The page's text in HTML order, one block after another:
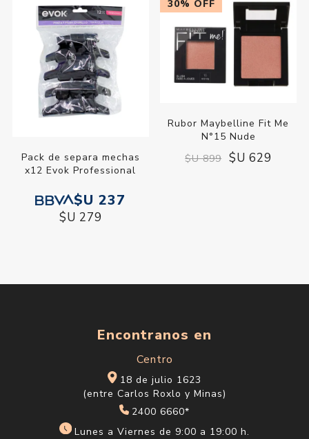
Pack de separa mechas
x12 Evok Professional
$U 237
$U 279
30% OFF
Rubor Maybelline Fit Me
N°15 Nude
$U 899 $U 629
Encontranos en
Centro
18 de julio 1623
(entre Carlos Roxlo y Minas)
2400 6660*
Lunes a Viernes de 9:00 a 19:00 h.